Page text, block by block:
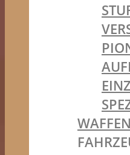
WAFFEN